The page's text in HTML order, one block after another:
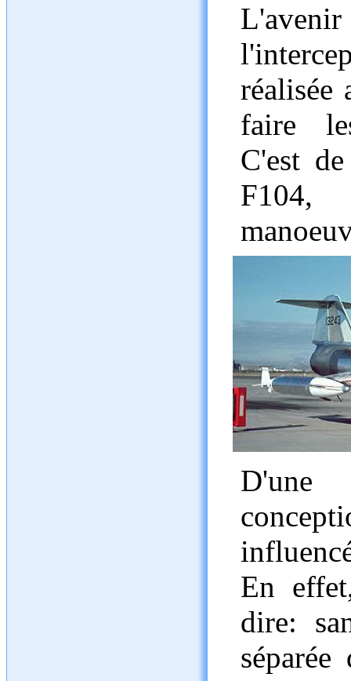
réalisée
faire
C'est
F104,
En
dire: